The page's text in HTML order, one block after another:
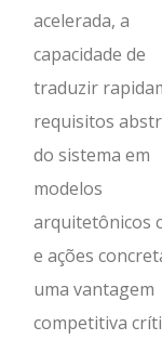
acelerada, a
capacidade de
traduzir
requisitos
do sistema em
modelos
arquitetônicos
e ações
uma vantagem
competitiva